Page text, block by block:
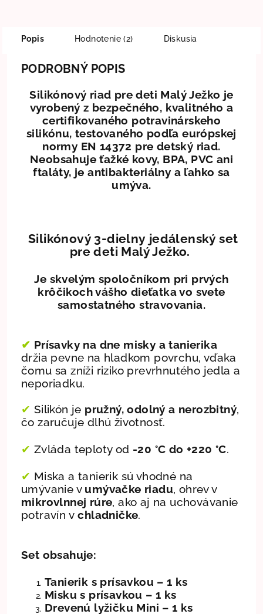
Popis Hodnotenie (2) Diskusia
PODROBNÝ POPIS
Silikónový riad pre deti Malý Ježko je
vyrobený z bezpečného, kvalitného a
certifikovaného potravinárskeho
silikónu, testovaného podľa európskej
normy EN 14372 pre detský riad.
Neobsahuje ťažké kovy, BPA, PVC ani
ftaláty, je antibakteriálny a ľahko sa
umýva.
Silikónový 3-dielny jedálenský set
pre deti Malý Ježko.
Je skvelým spoločníkom pri prvých
krôčikoch vášho dieťatka vo svete
samostatného stravovania.
✔ Prísavky na dne misky a tanierika
držia pevne na hladkom povrchu, vďaka
čomu sa zníži riziko prevrhnutého jedla a
neporiadku.
✔ Silikón je pružný, odolný a nerozbitný,
čo zaručuje dlhú životnosť.
✔ Zvláda teploty od -20 °C do +220 °C.
✔ Miska a tanierik sú vhodné na
umývanie v umývačke riadu, ohrev v
mikrovlnnej rúre, ako aj na uchovávanie
potravín vchladničke.
Set obsahuje:
Tanierik s prísavkou – 1 ks
Misku s prísavkou – 1 ks
Drevenú lyžičku Mini – 1 ks